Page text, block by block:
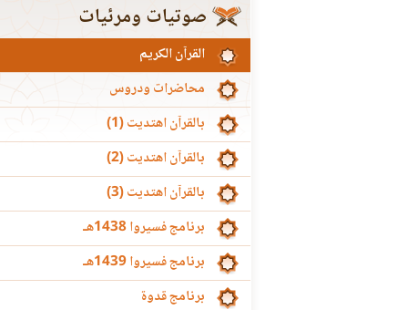
صوتيات ومرئيات
القرآن الكريم
محاضرات ودروس
بالقرآن اهتديت (1)
بالقرآن اهتديت (2)
بالقرآن اهتديت (3)
برنامج فسيروا 1438هـ
برنامج فسيروا 1439هـ
برنامج قدوة